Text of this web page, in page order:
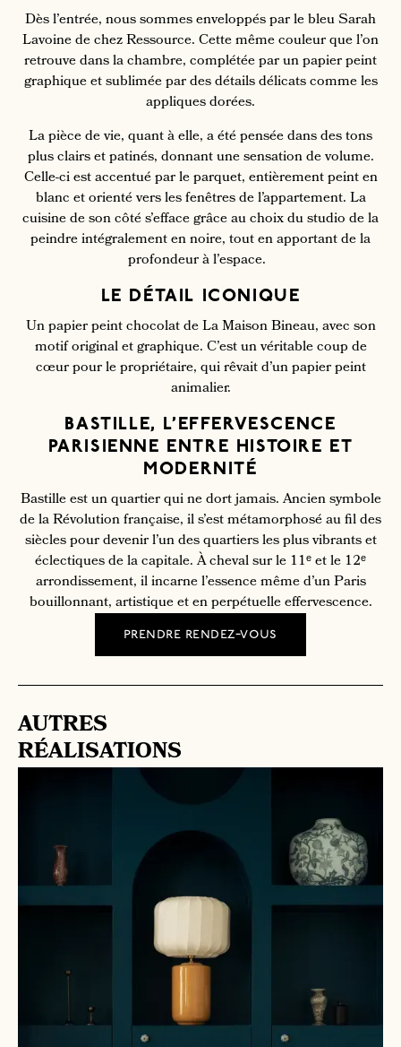
Dès l’entrée, nous sommes enveloppés par le bleu Sarah
Lavoine de chez Ressource. Cette même couleur que l’on
retrouve dans la chambre, complétée par un papier peint
graphique et sublimée par des détails délicats comme les
appliques dorées.
La pièce de vie, quant à elle, a été pensée dans des tons
plus clairs et patinés, donnant une sensation de volume.
Celle-ci est accentué par le parquet, entièrement peint en
blanc et orienté vers les fenêtres de l’appartement. La
cuisine de son côté s’efface grâce au choix du studio de la
peindre intégralement en noire, tout en apportant de la
profondeur à l’espace.
LE DÉTAIL ICONIQUE
Un papier peint chocolat de La Maison Bineau, avec son
motif original et graphique. C’est un véritable coup de
cœur pour le propriétaire, qui rêvait d’un papier peint
animalier.
BASTILLE, L’EFFERVESCENCE
PARISIENNE ENTRE HISTOIRE ET
MODERNITÉ
Bastille est un quartier qui ne dort jamais. Ancien symbole
de la Révolution française, il s’est métamorphosé au fil des
siècles pour devenir l’un des quartiers les plus vibrants et
éclectiques de la capitale. À cheval sur le 11ᵉ et le 12ᵉ
arrondissement, il incarne l’essence même d’un Paris
bouillonnant, artistique et en perpétuelle effervescence.
prendre rendez-vous
AUTRES
RÉALISATIONS